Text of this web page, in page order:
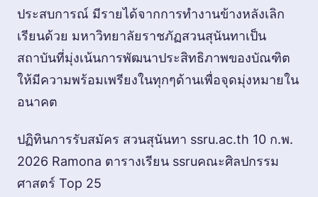
ประสบการณ์ มีรายได้จากการทำงานข้างหลังเลิก
เรียนด้วย มหาวิทยาลัยราชภัฏสวนสุนันทาเป็น
สถาบันที่มุ่งเน้นการพัฒนาประสิทธิภาพของบัณฑิต
ให้มีความพร้อมเพรียงในทุกๆด้านเพื่อจุดมุ่งหมายใน
อนาคต
ปฏิทินการรับสมัคร สวนสุนันทา ssru.ac.th 10 ก.พ.
2026 Ramona ตารางเรียน ssruคณะศิลปกรรม
ศาสตร์ Top 25